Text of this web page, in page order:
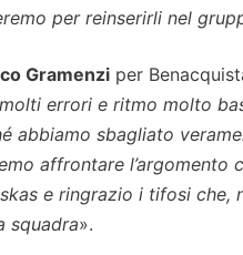
per reinserirli nel
Gramenziper
errori e ritmo molto
abbiamo sbagliato
affrontare
e ringrazio i tifosi
squadra».